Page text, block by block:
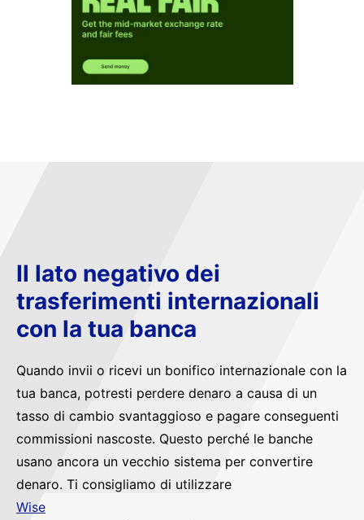
Il lato negativo dei
trasferimenti internazionali
con la tua banca
Quando invii o ricevi un bonifico internazionale con la
tua banca, potresti perdere denaro a causa di un
tasso di cambio svantaggioso e pagare conseguenti
commissioni nascoste. Questo perché le banche
usano ancora un vecchio sistema per convertire
denaro. Ti consigliamo di utilizzare
Wise